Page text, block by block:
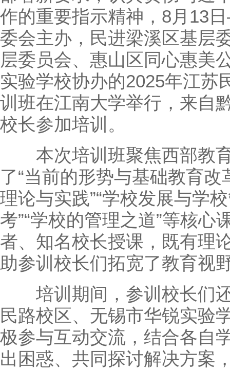
作的重要指示精神，8月13
委会主办，民进梁溪区基层
层委员会、惠山区同心惠美
实验学校协办的2025年江苏
训班在江南大学举行，来自
校长参加培训。
本次培训班聚焦西部教育
了“当前的形势与基础教育改
理论与实践”“学校发展与学
考”“学校的管理之道”等核
者、知名校长授课，既有理
助参训校长们拓宽了教育视
培训期间，参训校长们还
民路校区、无锡市华锐实验
极参与互动交流，结合各自
出困惑、共同探讨解决方案